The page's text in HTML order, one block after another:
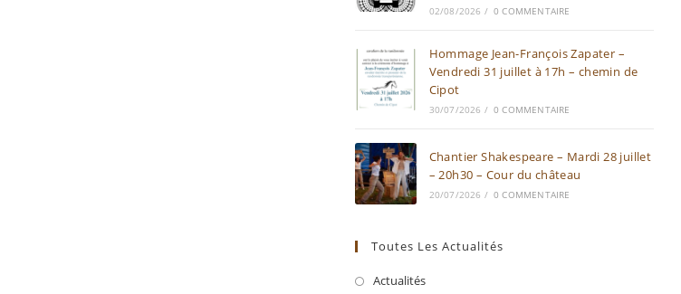
02/08/2026 / 0 COMMENTAIRE
Hommage Jean-François Zapater –
Vendredi 31 juillet à 17h – chemin de
Cipot
30/07/2026 / 0 COMMENTAIRE
Chantier Shakespeare – Mardi 28 juillet
– 20h30 – Cour du château
20/07/2026 / 0 COMMENTAIRE
Toutes Les Actualités
Actualités